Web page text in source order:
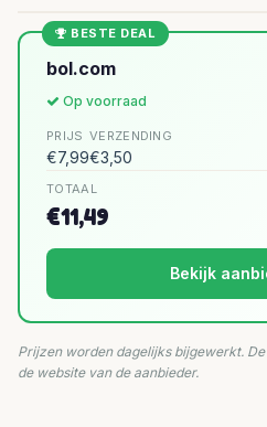
BESTE DEAL
bol.com
Op voorraad
PRIJS
€7,99
VERZENDING
€3,50
TOTAAL
€11,49
Bekijk
Prijzen worden dagelijks bijgewerkt.
de website van de aanbieder.